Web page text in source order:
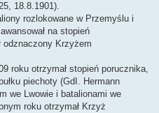
18.8.1901).
rozlokowane w Przemyślu i
na stopień
odznaczony Krzyżem
roku otrzymał stopień porucznika,
piechoty (GdI. Hermann
we Lwowie i batalionami we
roku otrzymał Krzyż